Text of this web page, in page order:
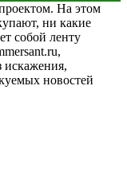
На этом
ни какие
собой ленту
искажения,
новостей